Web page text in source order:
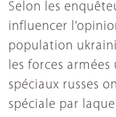
Selon les
influencer
population
les forces armées
spéciaux russes
spéciale par